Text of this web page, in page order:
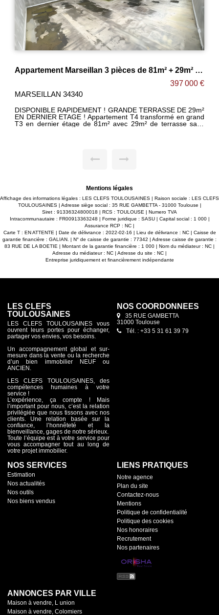
Appartement Marseillan 3 pièces de 81m² + 29m² de terrasse + 2 Parking sous-sol ! MARSEILLAN
397 000 €
MARSEILLAN 34340
DISPONIBLE RAPIDEMENT ! GRANDE TERRASSE DE 29m²
EN DERNIER ETAGE ! Appartement T4 transformé en grand
T3 en dernier étage de 81m² avec 29m² de terrasse sans
cuisine le tout donnant accès à cette belle terrasse sans vis-
cellier / buanderie. -2 parking en sous-sol avec accès
sécurisé. Maxime FONTENELLE LES CLEFS DU NEUF
Mentions légales
Affichage des informations légales : LES CLEFS TOULOUSAINES | Raison sociale : LES CLEFS
TOULOUSAINES | Adresse siège social : 35 RUE GAMBETTA - 31000 Toulouse |
Siret : 91336324800018 | RCS : TOULOUSE | Numero TVA
Intracommunautaire : FR00913363248 | Forme juridique : SASU | Capital social : 1 000 |
Assurance RCP : NC |
Carte T : EN ATTENTE | Date de délivrance : 2022-02-16 | Lieu de délivrance : NC | Caisse de
garantie financière : GALIAN. | N° de caisse de garantie : 77342 | Adresse caisse de garantie :
83 RUE DE LA BOETIE | Montant de la garantie financière : 1 000 | Nom du médiateur : NC |
Adresse du médiateur : NC | Adresse du site : NC |
Entreprise juridiquement et financièrement indépendante
LES CLEFS
TOULOUSAINES
LES CLEFS TOULOUSAINES vous
ouvrent leurs portes pour échanger,
partager vos envies, vos besoins.
Un accompagnement global et sur-
mesure dans la vente ou la recherche
d’un bien immobilier NEUF ou
ANCIEN.
LES CLEFS TOULOUSAINES, des
compétences humaines à votre
service !
L’expérience, ça compte ! Mais
l’important pour nous, c’est la relation
privilégiée que nous tissons avec nos
clients. Une relation basée sur la
confiance, l’honnêteté et la
bienveillance, gages de notre sérieux.
Toute l’équipe est à votre service pour
vous accompagner tout au long de
votre projet immobilier.
NOS COORDONNÉES
35 RUE GAMBETTA
31000 Toulouse
Tél. : +33 5 31 61 39 79
NOS SERVICES
Estimation
Nos actualités
Nos outils
Nos biens vendus
LIENS PRATIQUES
Notre agence
Plan du site
Contactez-nous
Mentions
Politique de confidentialité
Politique des cookies
Nos honoraires
Recrutement
Nos partenaires
ANNONCES PAR VILLE
Maison à vendre, L union
Maison à vendre, Colomiers